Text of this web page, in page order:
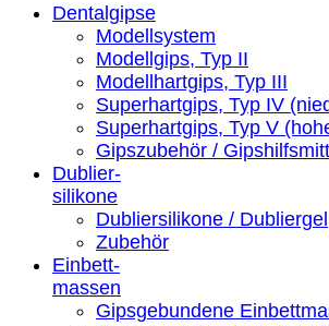
Dentalgipse
Modellsystem
Modellgips, Typ II
Modellhartgips, Typ III
Superhartgips, Typ IV
Superhartgips, Typ V
Gipszubehör /
Dublier-
silikone
Dubliersilikone / Dubliergel
Zubehör
Einbett-
massen
Gipsgebundene